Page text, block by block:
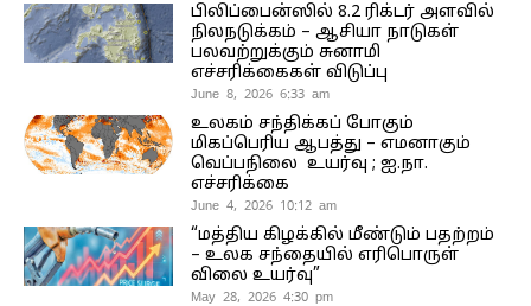
பிலிப்பைன்ஸில் 8.2 ரிக்டர் அளவில்
நிலநடுக்கம் – ஆசியா நாடுகள்
பலவற்றுக்கும் சுனாமி
எச்சரிக்கைகள் விடுப்பு
June 8, 2026 6:33 am
உலகம் சந்திக்கப் போகும்
மிகப்பெரிய ஆபத்து – எமனாகும்
வெப்பநிலை உயர்வு ; ஐ.நா.
எச்சரிக்கை
June 4, 2026 10:12 am
“மத்திய கிழக்கில் மீண்டும் பதற்றம்
– உலக சந்தையில் எரிபொருள்
விலை உயர்வு”
May 28, 2026 4:30 pm